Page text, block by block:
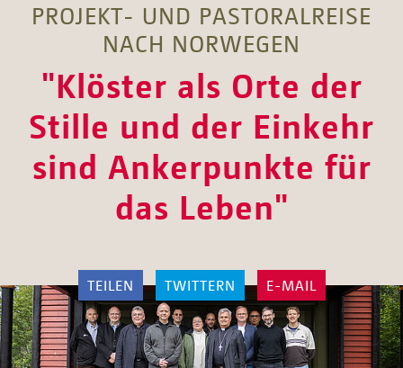
PROJEKT- UND PASTORALREISE
NACH NORWEGEN
"Klöster als Orte der
Stille und der Einkehr
sind Ankerpunkte für
das Leben"
TEILEN TWITTERN E-MAIL